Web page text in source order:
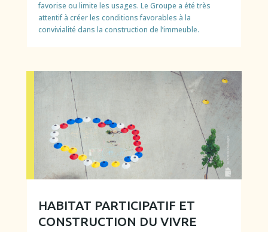
favorise ou limite les usages. Le Groupe a été très
attentif à créer les conditions favorables à la
convivialité dans la construction de l’immeuble.
HABITAT PARTICIPATIF ET
CONSTRUCTION DU VIVRE